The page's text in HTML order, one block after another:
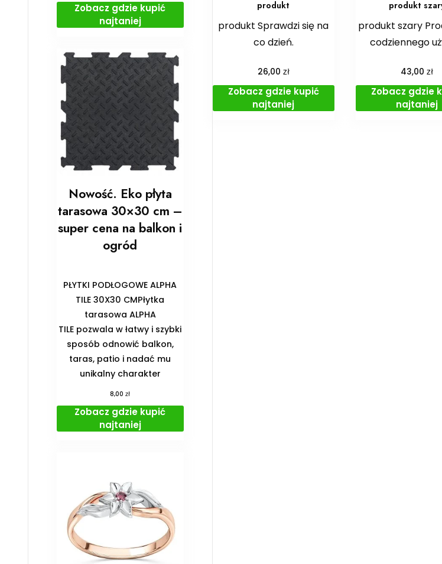
produkt
produkt Sprawdzi się na
co dzień.
26,00 zł
Zobacz gdzie kupić
najtaniej
produkt
produkt szary
codziennego
43,00 zł
Zobacz gdzie
najtaniej
Zobacz gdzie kupić
najtaniej
Nowość. Eko płyta
tarasowa 30×30 cm –
super cena na balkon i
ogród
PŁYTKI PODŁOGOWE ALPHA
TILE 30X30 CMPłytka
tarasowa ALPHA
TILE pozwala w łatwy i szybki
sposób odnowić balkon,
taras, patio i nadać mu
unikalny charakter
8,00zł
Zobacz gdzie kupić
najtaniej